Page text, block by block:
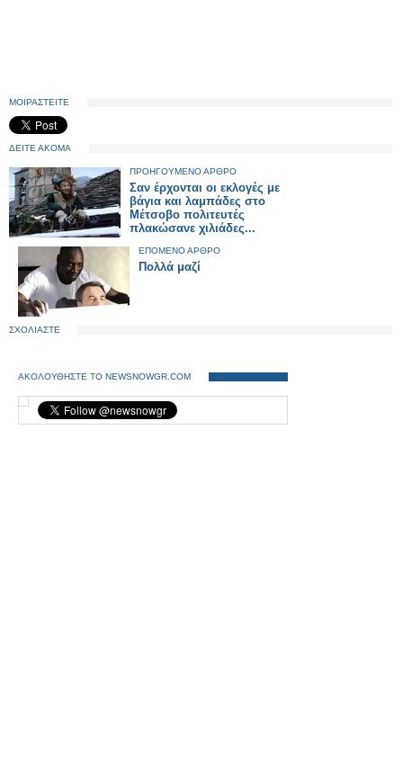
ΜΟΙΡΑΣΤΕΙΤΕ
ΔΕΙΤΕ ΑΚΟΜΑ
ΠΡΟΗΓΟΥΜΕΝΟ ΑΡΘΡΟ
Σαν έρχονται οι εκλογές με
βάγια και λαμπάδες στο
Μέτσοβο πολιτευτές
πλακώσανε χιλιάδες...
ΕΠΟΜΕΝΟ ΑΡΘΡΟ
Πολλά μαζί
ΣΧΟΛΙΑΣΤΕ
ΑΚΟΛΟΥΘΗΣΤΕ ΤΟ NEWSNOWGR.COM